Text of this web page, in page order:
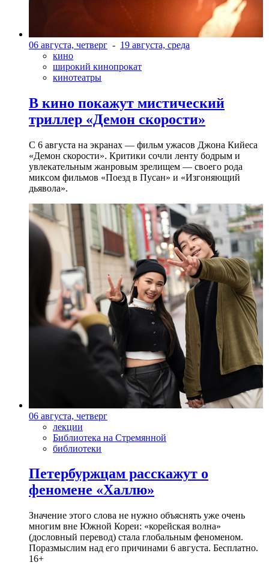
06 августа, четверг - 19 августа, среда
кино
широкий кинопрокат
кинотеатры
В кино покажут мистический
триллер «Демон скорости»
С 6 августа на экранах — фильм ужасов Джона Кийеса
«Демон скорости». Критики сочли ленту бодрым и
увлекательным жанровым зрелищeм — своего рода
миксом фильмов «Поезд в Пусан» и «Изгоняющий
дьявола».
06 августа, четверг
лекции
Библиотека на Стремянной
библиотеки
Петербуржцам расскажут о
феномене «Халлю»
Значение этого слова не нужно объяснять уже очень
многим вне Южной Кореи: «корейская волна»
(дословный перевод) стала глобальным феноменом.
Поразмыслим над его причинами 6 августа. Бесплатно.
16+